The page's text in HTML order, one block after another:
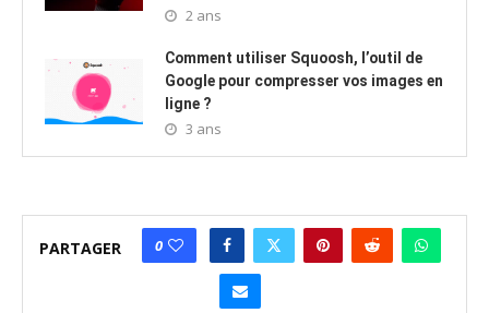
2 ans
Comment utiliser Squoosh, l’outil de
Google pour compresser vos images en
ligne ?
3 ans
PARTAGER 0